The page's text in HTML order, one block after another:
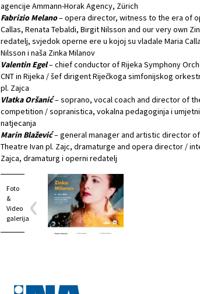
agencije Ammann-Horak Agency, Zürich
Fabrizio Melano– opera director, witness to the era of
Callas, Renata Tebaldi, Birgit Nilsson and our very own
redatelj, svjedok operne ere u kojoj su vladale Maria
Nilsson i naša Zinka Milanov
Valentin Egel– chief conductor of Rijeka Symphony
CNT in Rijeka / šef dirigent Riječkoga simfonijskog
pl. Zajca
Vlatka Oršanić– soprano, vocal coach and director of
competition / sopranistica, vokalna pedagoginja i
natjecanja
Marin Blažević– general manager and artistic director
Theatre Ivan pl. Zajc, dramaturge and opera director /
Zajca, dramaturg i operni redatelj
Foto
&
Video
galerija